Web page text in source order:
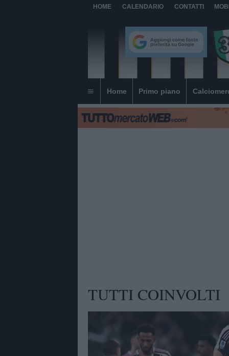
HOME CALENDARIO CONTATTI
Home Primo piano
TUTTI COINVOLTI